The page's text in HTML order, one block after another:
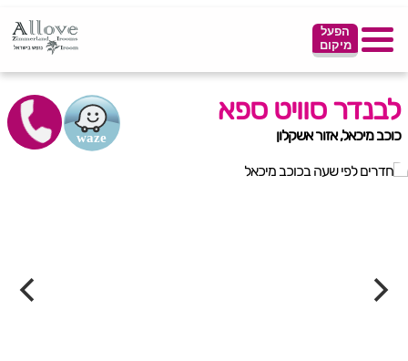
הפעל
מיקום
לבנדר סוויט ספא
כוכב מיכאל, אזור אשקלון